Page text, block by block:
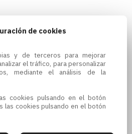
de cookies
y de terceros para mejorar
el tráfico, para personalizar
mediante el análisis de la
cookies pulsando en el botón
las cookies pulsando en el botón